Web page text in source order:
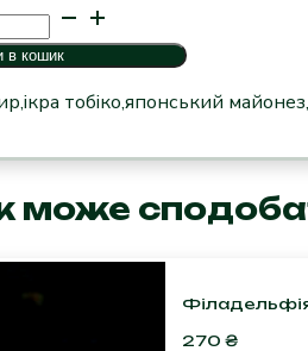
в кошик
тобіко,японський
може
270₴